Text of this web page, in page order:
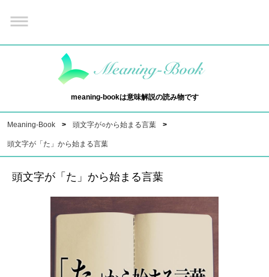
meaning-bookは意味解説の読み物です
Meaning-Book 頭文字が○から始まる言葉
頭文字が「た」から始まる言葉
頭文字が「た」から始まる言葉